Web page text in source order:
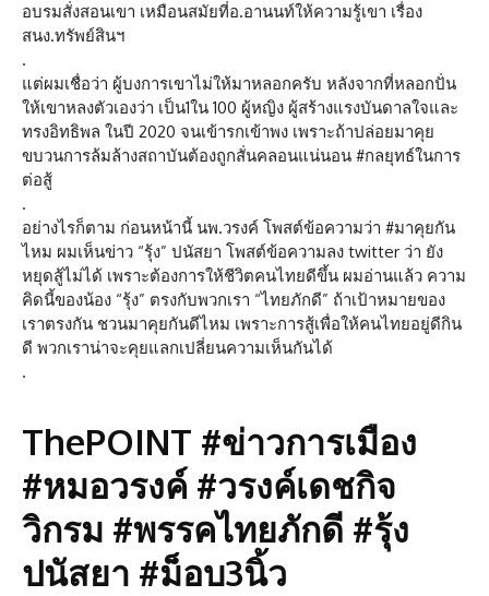
อบรมสั่งสอนเขา เหมือนสมัยที่อ.อานนท์ให้ความรู้เขา เรื่อง
สนง.ทรัพย์สินฯ
.
แต่ผมเชื่อว่า ผู้บงการเขาไม่ให้มาหลอกครับ หลังจากที่หลอกปั่น
ให้เขาหลงตัวเองว่า เป็น1ใน 100 ผู้หญิง ผู้สร้างแรงบันดาลใจและ
ทรงอิทธิพล ในปี 2020 จนเข้ารกเข้าพง เพราะถ้าปล่อยมาคุย
ขบวนการล้มล้างสถาบันต้องถูกสั่นคลอนแน่นอน #กลยุทธ์ในการ
ต่อสู้
.
อย่างไรก็ตาม ก่อนหน้านี้ นพ.วรงค์ โพสต์ข้อความว่า #มาคุยกัน
ไหม ผมเห็นข่าว “รุ้ง” ปนัสยา โพสต์ข้อความลง twitter ว่า ยัง
หยุดสู้ไม่ได้ เพราะต้องการให้ชีวิตคนไทยดีขึ้น ผมอ่านแล้ว ความ
คิดนี้ของน้อง “รุ้ง” ตรงกับพวกเรา “ไทยภักดี” ถ้าเป้าหมายของ
เราตรงกัน ชวนมาคุยกันดีไหม เพราะการสู้เพื่อให้คนไทยอยู่ดีกิน
ดี พวกเราน่าจะคุยแลกเปลี่ยนความเห็นกันได้
.
ThePOINT #ข่าวการเมือง
#หมอวรงค์ #วรงค์เดชกิจ
วิกรม #พรรคไทยภักดี #รุ้ง
ปนัสยา #ม็อบ3นิ้ว